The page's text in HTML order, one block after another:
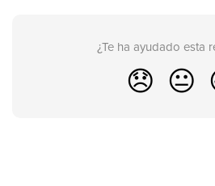
¿Te ha ayudado esta
😞 😐